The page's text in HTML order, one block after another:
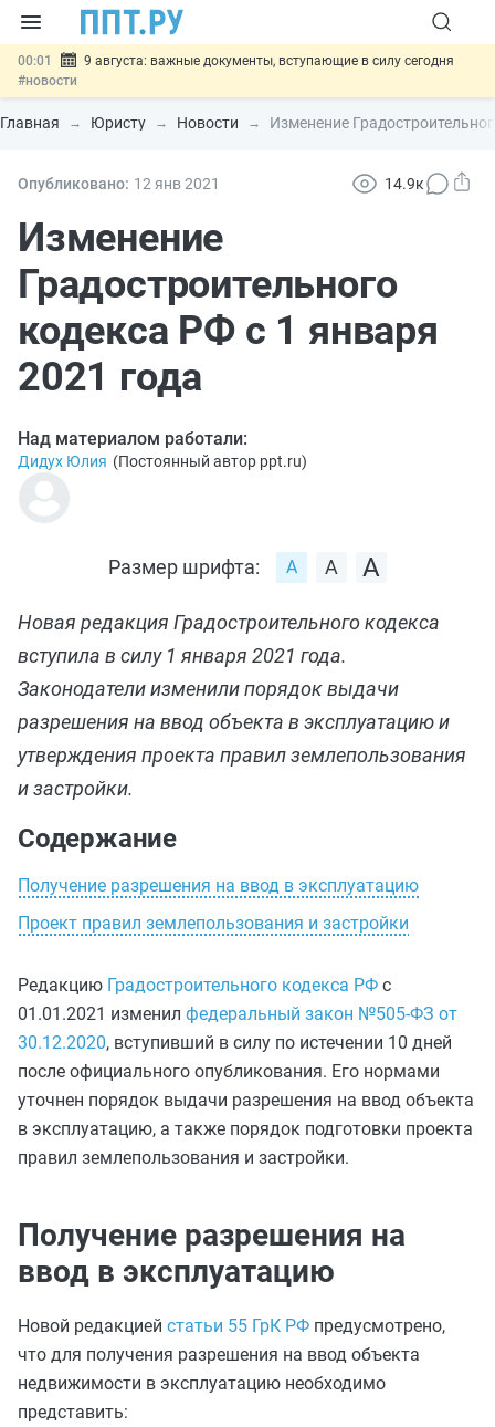
00:01
9 августа: важные документы, вступающие в силу сегодня
#новости
07.08 Подписан закон о блокировке продажи опасных товаров через
«Честный знак»#новости
07.08 Госпошлину за устранение ошибок в документах предлагают
07.08
отношений #новости
Главная Юристу Новости Изменение
Опубликовано: 12 янв2021 14.9к
Изменение
Градостроительного
кодекса РФ с 1 января
2021 года
Над материалом работали:
Дидух Юлия (Постоянный автор ppt.ru)
Размер шрифта:
Новая редакция Градостроительного кодекса
вступила в силу 1 января 2021 года.
Законодатели изменили порядок выдачи
разрешения на ввод объекта в эксплуатацию и
утверждения проекта правил землепользования
и застройки.
Содержание
Получение разрешения на ввод в эксплуатацию
Проект правил землепользования и застройки
Редакцию Градостроительного кодекса РФ с
01.01.2021 изменил федеральный закон №505-ФЗ от
30.12.2020, вступивший в силу по истечении 10 дней
после официального опубликования. Его нормами
уточнен порядок выдачи разрешения на ввод объекта
в эксплуатацию, а также порядок подготовки проекта
правил землепользования и застройки.
Получение разрешения на
ввод в эксплуатацию
Новой редакцией статьи 55 ГрК РФ предусмотрено,
что для получения разрешения на ввод объекта
недвижимости в эксплуатацию необходимо
представить: